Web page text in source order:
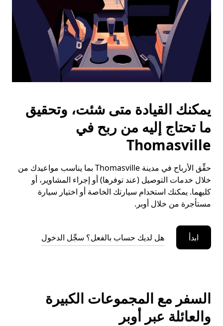
يمكنك القيادة متى شئت، وتحقيق
ما تحتاج إليه من ربح في
Thomasville
حقِّق الأرباح في مدينة Thomasville بما يناسب مواعيدك من
خلال خدمات التوصيل (عند توفرها) أو إجراء المشاوير، أو
كليهما. يمكنك استخدام سيارتك الخاصة أو اختيار سيارة
مستأجرة من خلال أوبر.
ابدأ هل لديك حساب بالفعل؟ سجِّل الدخول
السفر مع المجموعات الكبيرة
والعائلة عبر أوبر